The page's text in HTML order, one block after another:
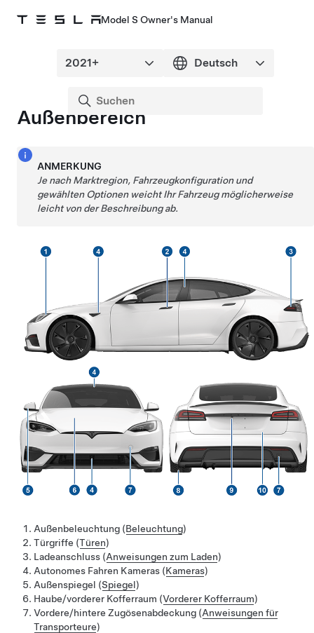
Model S Owner's Manual
Außenbereich
ANMERKUNG
Je nach Marktregion, Fahrzeugkonfiguration und
gewählten Optionen weicht Ihr Fahrzeug möglicherweise
leicht von der Beschreibung ab.
Außenbeleuchtung (Beleuchtung)
Türgriffe (Türen)
Ladeanschluss (Anweisungen zum Laden)
Autonomes Fahren Kameras (Kameras)
Außenspiegel (Spiegel)
Haube/vorderer Kofferraum (Vorderer Kofferraum)
Vordere/hintere Zugösenabdeckung (Anweisungen für
Transporteure)